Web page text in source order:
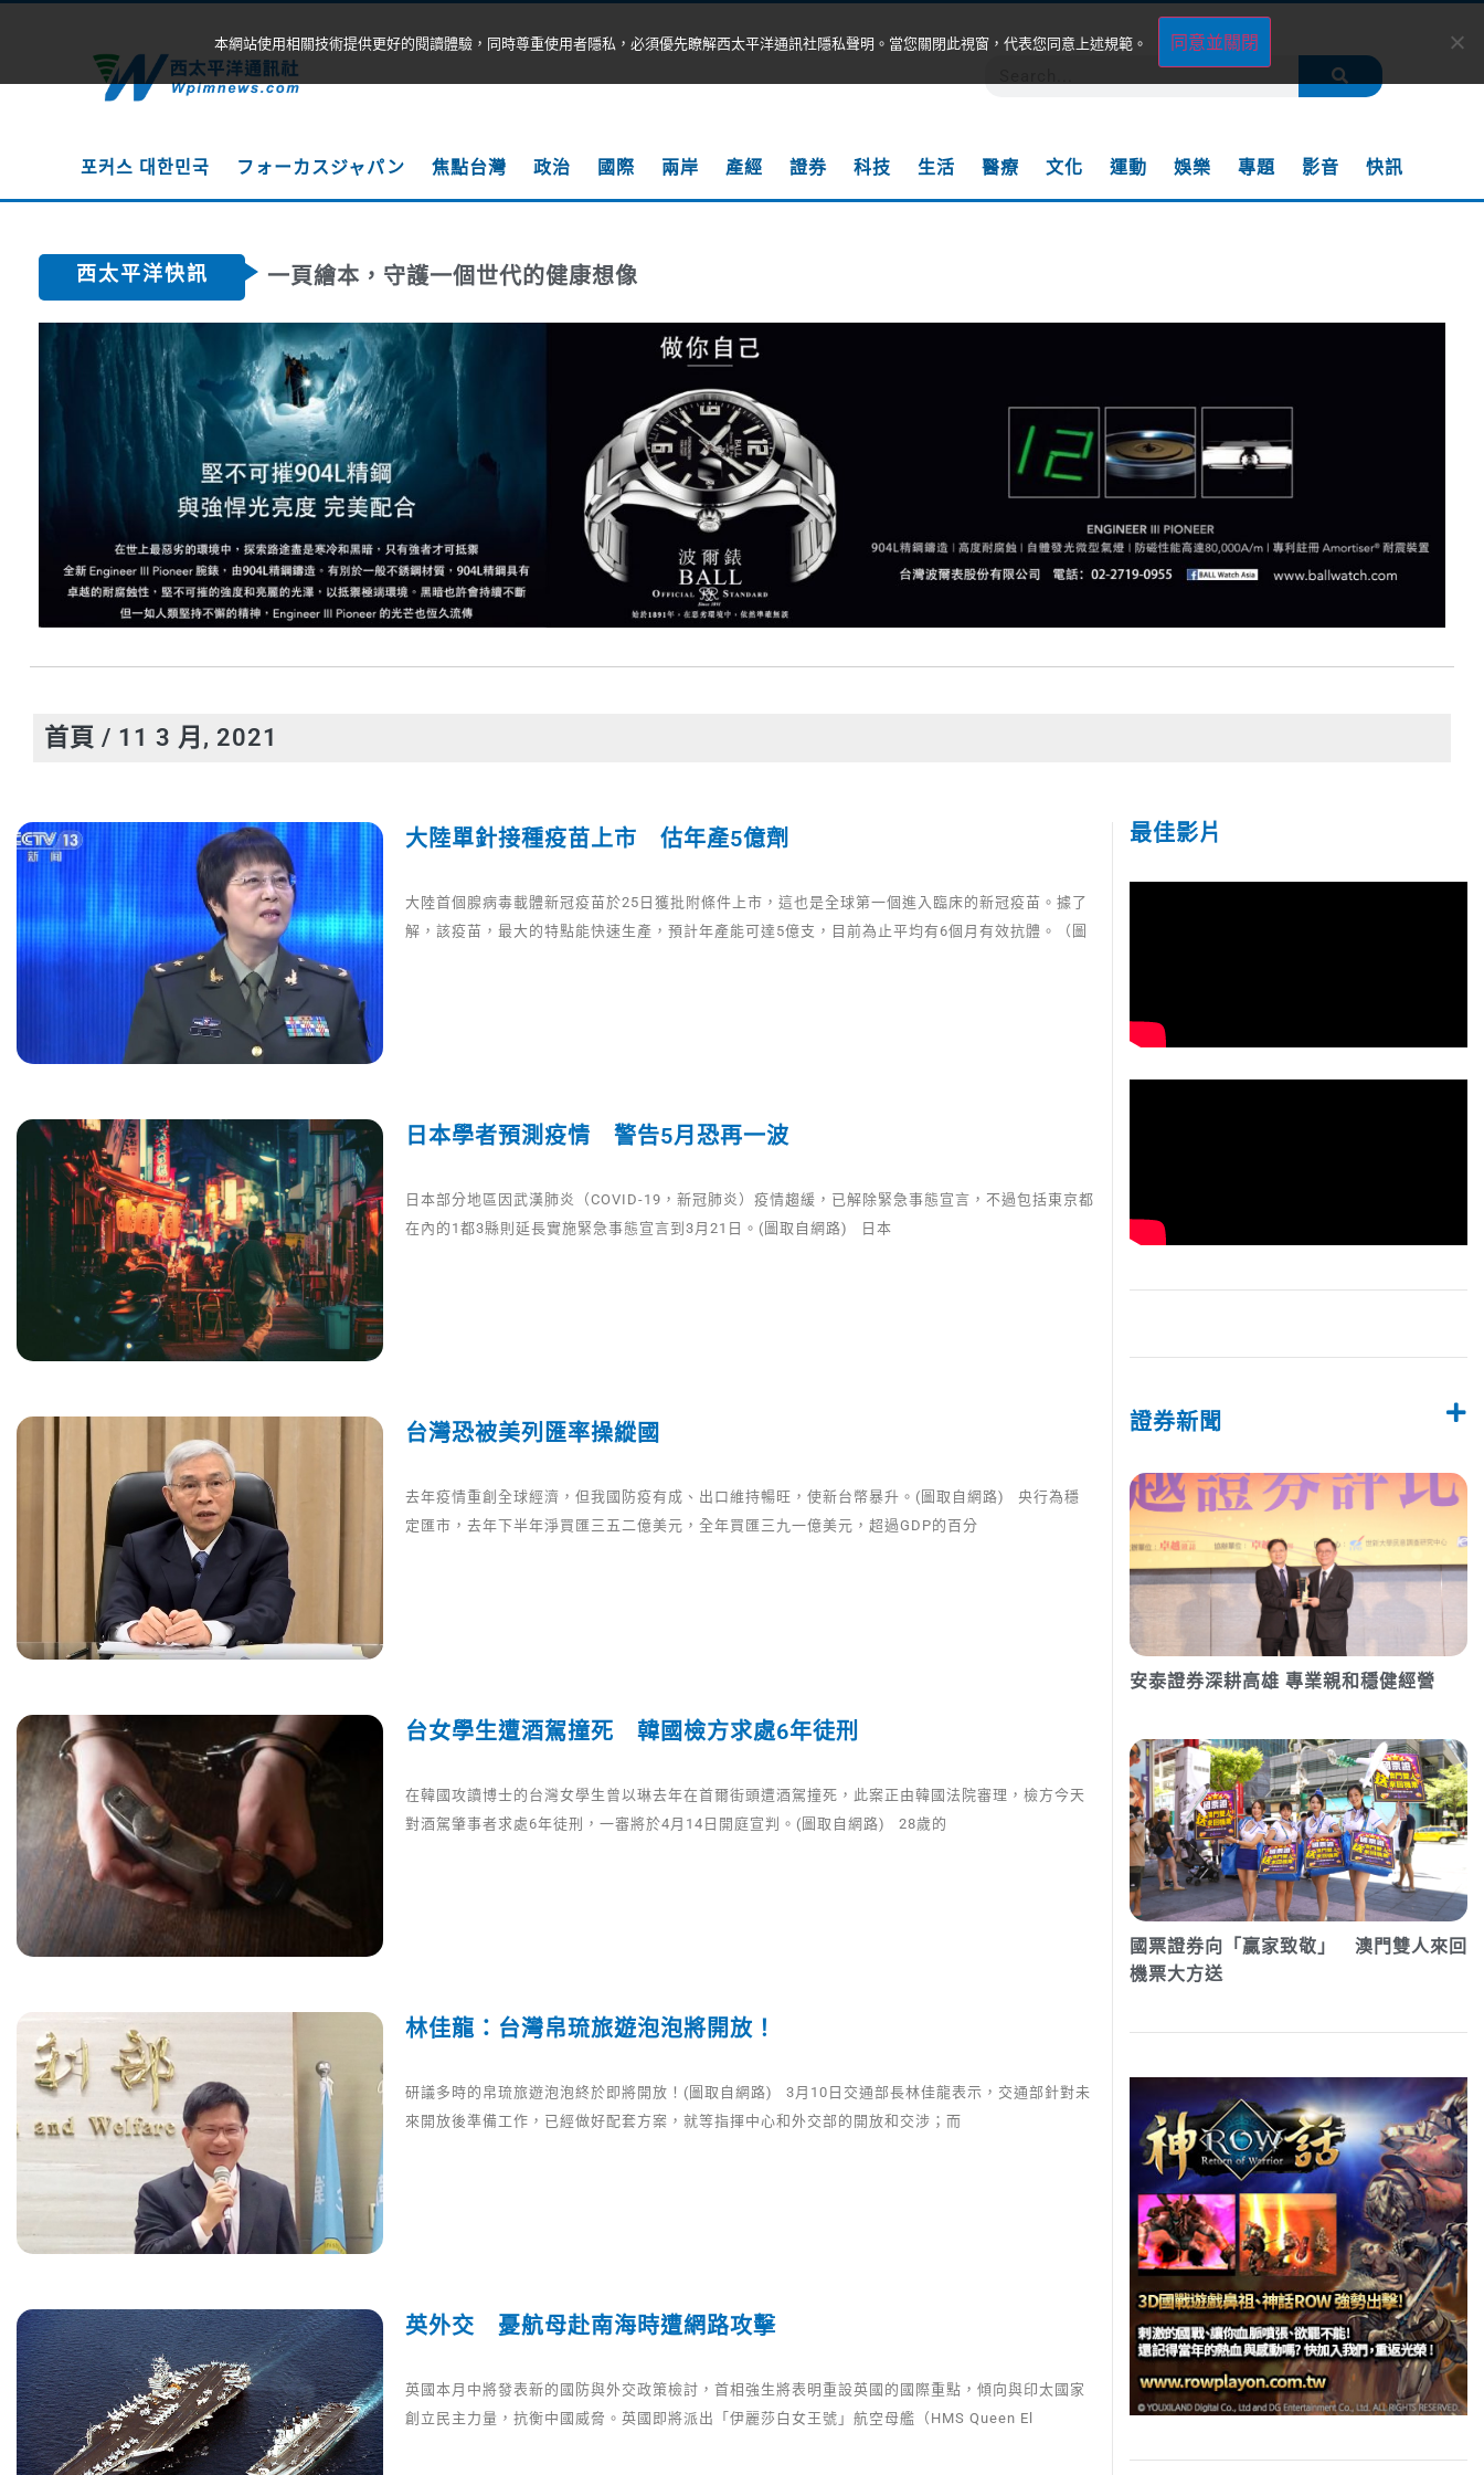
포커스 대한민국 フォーカスジャパン 焦點台灣 政治 國際 兩岸 產經 證券 科技 生活 醫療 文化 運動 娛樂 專題 影音 快訊
西太平洋快訊 一頁繪本，守護一個世代的健康想像
首頁 / 11 3 月, 2021
大陸單針接種疫苗上市 估年產5億劑
大陸首個腺病毒載體新冠疫苗於25日獲批附條件上市，這也是全球第一個進入臨床的新冠疫苗。據了
解，該疫苗，最大的特點能快速生產，預計年產能可達5億支，目前為止平均有6個月有效抗體。（圖
日本學者預測疫情 警告5月恐再一波
日本部分地區因武漢肺炎（COVID-19，新冠肺炎）疫情趨緩，已解除緊急事態宣言，不過包括東京都
在內的1都3縣則延長實施緊急事態宣言到3月21日。(圖取自網路) 日本
台灣恐被美列匯率操縱國
去年疫情重創全球經濟，但我國防疫有成、出口維持暢旺，使新台幣暴升。(圖取自網路) 央行為穩
定匯市，去年下半年淨買匯三五二億美元，全年買匯三九一億美元，超過GDP的百分
台女學生遭酒駕撞死 韓國檢方求處6年徒刑
在韓國攻讀博士的台灣女學生曾以琳去年在首爾街頭遭酒駕撞死，此案正由韓國法院審理，檢方今天
對酒駕肇事者求處6年徒刑，一審將於4月14日開庭宣判。(圖取自網路) 28歲的
林佳龍：台灣帛琉旅遊泡泡將開放！
研議多時的帛琉旅遊泡泡終於即將開放！(圖取自網路) 3月10日交通部長林佳龍表示，交通部針對未
來開放後準備工作，已經做好配套方案，就等指揮中心和外交部的開放和交涉；而
英外交 憂航母赴南海時遭網路攻擊
英國本月中將發表新的國防與外交政策檢討，首相強生將表明重設英國的國際重點，傾向與印太國家
創立民主力量，抗衡中國威脅。英國即將派出「伊麗莎白女王號」航空母艦（HMS Queen El
最佳影片
證券新聞
安泰證券深耕高雄 專業親和穩健經營
國票證券向「贏家致敬」 澳門雙人來回
機票大方送
本網站使用相關技術提供更好的閱讀體驗，同時尊重使用者隱私，必須優先瞭解西太平洋通訊社隱私聲明。當您關閉此視窗，代表您同意上述規範。 同意並關閉